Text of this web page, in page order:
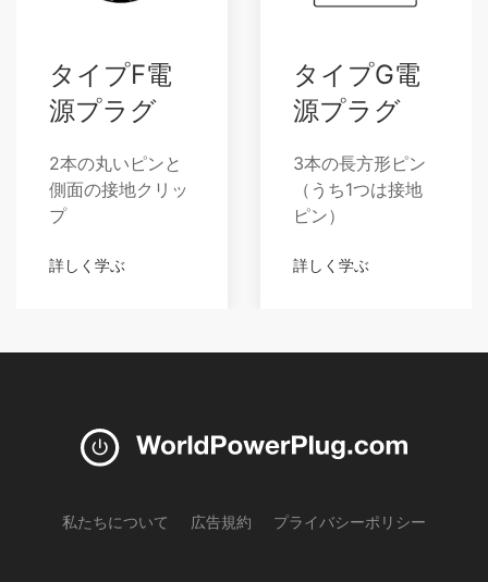
タイプF電
源プラグ
2本の丸いピンと
側面の接地クリッ
プ
詳しく学ぶ
タイプG電
源プラグ
3本の長方形ピン
（うち1つは接地
ピン）
詳しく学ぶ
私たちについて 広告規約 プライバシーポリシー